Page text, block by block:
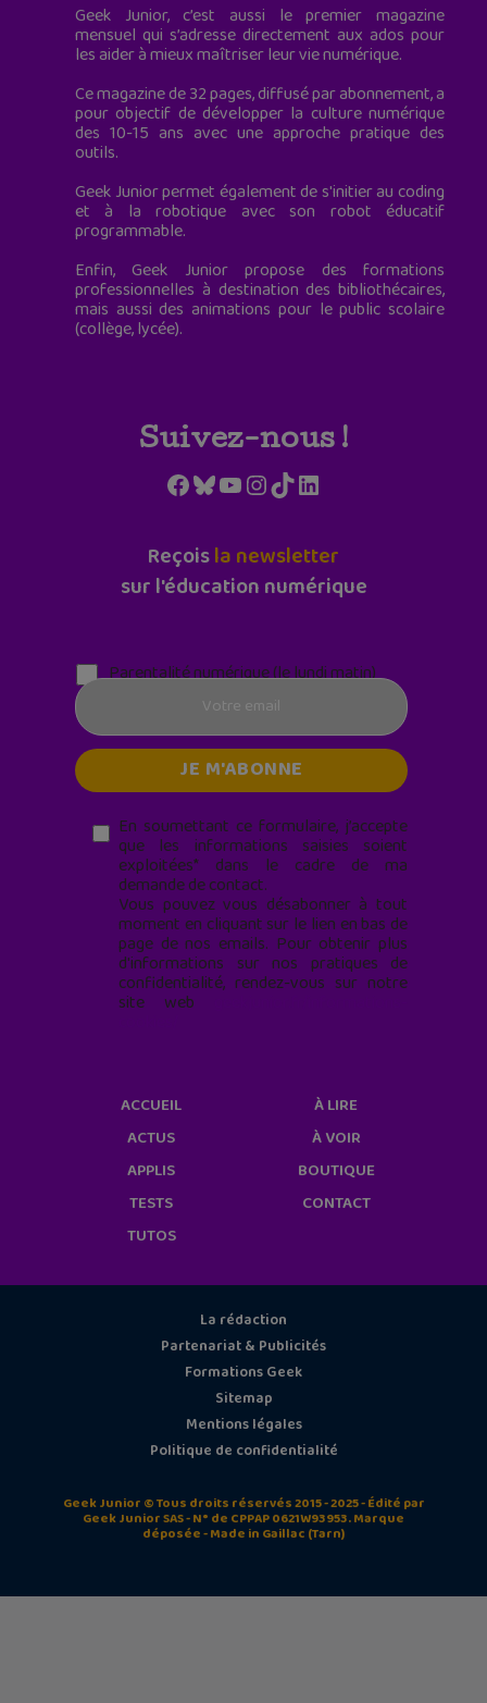
Geek Junior, c’est aussi le premier magazine
mensuel qui s’adresse directement aux ados pour
les aider à mieux maîtriser leur vie numérique.
Ce magazine de 32 pages, diffusé par abonnement, a
pour objectif de développer la culture numérique
des 10-15 ans avec une approche pratique des
outils.
Geek Junior permet également de s'initier au coding
et à la robotique avec son robot éducatif
programmable.
Enfin, Geek Junior propose des formations
professionnelles à destination des bibliothécaires,
mais aussi des animations pour le public scolaire
(collège, lycée).
Suivez-nous !
Facebook
Bluesky
YouTube
Instagram
TikTokLinkedIn
Reçoisla newsletter
sur l'éducation numérique
Parentalité numérique (le lundi matin)
En soumettant ce formulaire, j’accepte
que les informations saisies soient
exploitées* dans le cadre de ma
demande de contact.
Vous pouvez vous désabonner à tout
moment en cliquant sur le lien en bas de
page de nos emails. Pour obtenir plus
d'informations sur nos pratiques de
confidentialité, rendez-vous sur notre
site web
ACCUEIL
ACTUS
APPLIS
TESTS
TUTOS
À LIRE
À VOIR
BOUTIQUE
CONTACT
La rédaction
Partenariat & Publicités
Formations Geek
Sitemap
Mentions légales
Politique de confidentialité
Geek Junior © Tous droits réservés 2015 - 2025 - Édité par
Geek Junior SAS - N° de CPPAP 0621W93953. Marque
déposée - Made in Gaillac (Tarn)